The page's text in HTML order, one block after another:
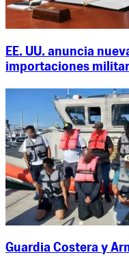
EE. UU. anuncia
importaciones
Guardia Costera y